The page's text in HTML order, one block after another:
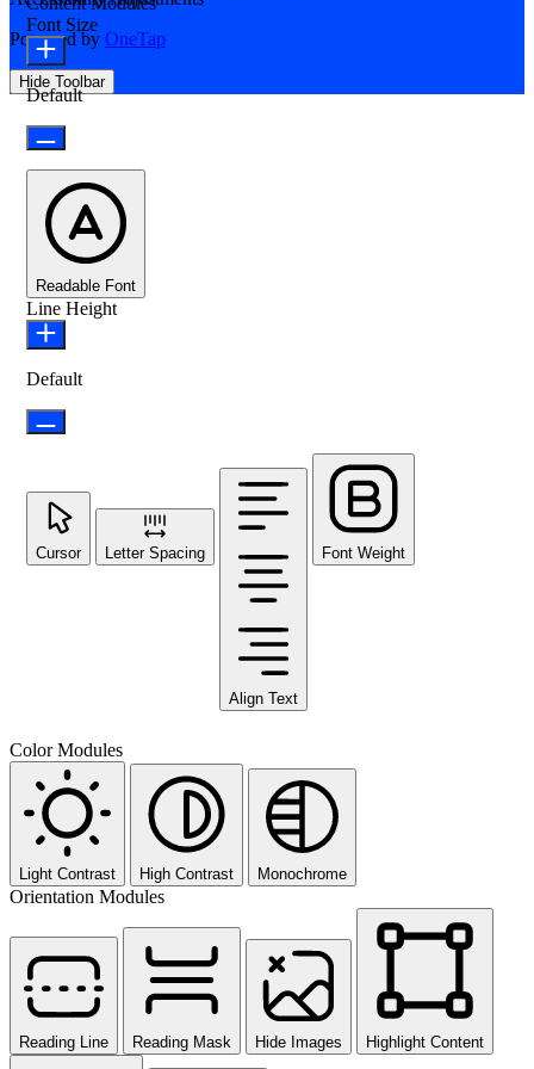
Powered by OneTap
Hide Toolbar
Font Size
Default
Readable Font
Line Height
Default
Cursor Letter Spacing
Align Text
Font Weight
Color Modules
Light Contrast High Contrast Monochrome
Orientation Modules
Reading Line Reading Mask Hide Images Highlight Content